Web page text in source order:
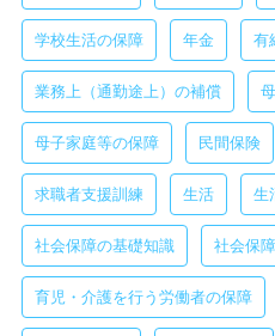
学校生活の保障 年金 有
業務上（通勤途上）の補償
母子家庭等の保障 民間保険
求職者支援訓練 生活 生
社会保障の基礎知識 社会保
育児・介護を行う労働者の保障